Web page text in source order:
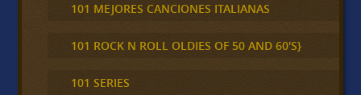
101 MEJORES CANCIONES ITALIANAS
101 ROCK N ROLL OLDIES OF 50 AND 60'S}
101 SERIES